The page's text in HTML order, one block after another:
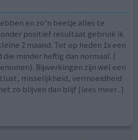
en zo’n beetje alles te
positief resultaat gebruik ik
2 maand. Tot op heden 1x een
die minder heftig dan normaal. (
Bijwerkingen zijn wel een
misselijkheid, vermoeidheid
zo blijven dan blijf [lees meer...]